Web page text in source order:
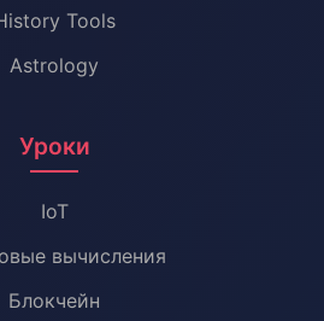
Tools
Astrology
Уроки
IoT
вычисления
Блокчейн